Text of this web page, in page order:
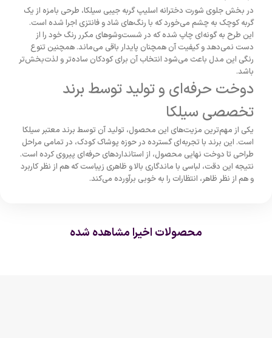
در بخش جلوی شورت دخترانه اسلیپ گربه جیبی سیلکا، طرحی بامزه از یک
گربه کوچک به چشم می‌خورد که با رنگ‌های شاد و فانتزی اجرا شده است.
این طرح به گونه‌ای چاپ شده که در شست‌وشوهای مکرر رنگ خود را از
دست نمی‌دهد و کیفیت آن همچنان پایدار باقی می‌ماند. همچنین تنوع
رنگی این مدل باعث می‌شود انتخاب آن برای کودکان ساده‌تر و لذت‌بخش‌تر
باشد.
دوخت حرفه‌ای و تولید توسط برند
تخصصی سیلکا
یکی از مهم‌ترین مزیت‌های این محصول، تولید آن توسط برند معتبر سیلکا
است. این برند با تجربه‌ای گسترده در حوزه پوشاک کودک، در تمامی مراحل
طراحی تا دوخت نهایی محصول، از استانداردهای حرفه‌ای پیروی کرده است.
نتیجه این دقت، لباسی با ماندگاری بالا و ظاهری زیباست که هم از نظر کاربرد
و هم از نظر ظاهر، انتظارات را به خوبی برآورده می‌کند.
محصولات اخیرا مشاهده شده